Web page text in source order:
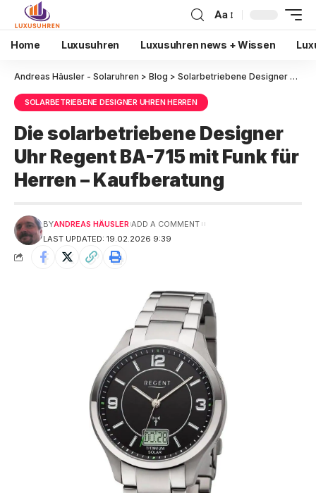
Aa
Home Luxusuhren Luxusuhren news + Wissen
Andreas Häusler - Solaruhren > Blog > Solarbetriebene Designer Uhren Herren
SOLARBETRIEBENE DESIGNER UHREN HERREN
Die solarbetriebene Designer
Uhr Regent BA-715 mit Funk für
Herren – Kaufberatung
LAST UPDATED: 19.02.2026 9:39
BYANDREAS HÄUSLER ADD A COMMENT